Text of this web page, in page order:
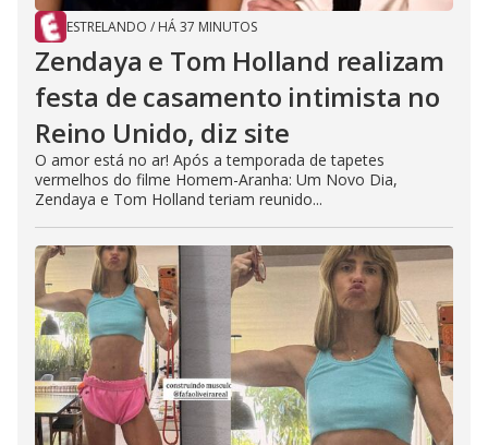
ESTRELANDO / HÁ 37 MINUTOS
Zendaya e Tom Holland realizam
festa de casamento intimista no
Reino Unido, diz site
O amor está no ar! Após a temporada de tapetes
vermelhos do filme Homem-Aranha: Um Novo Dia,
Zendaya e Tom Holland teriam reunido...